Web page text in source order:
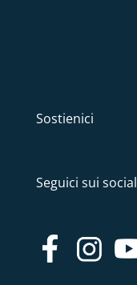
Sostienici
Seguici sui social